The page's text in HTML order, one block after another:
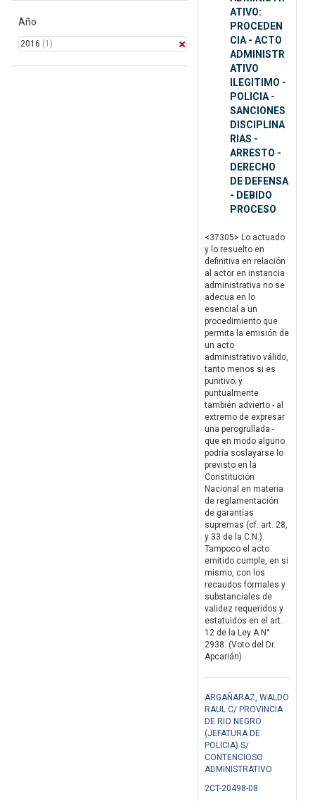
Año
2016 (1)
ATIVO:
PROCEDEN
CIA - ACTO
ADMINISTR
ATIVO
ILEGITIMO -
POLICIA -
SANCIONES
DISCIPLINA
RIAS -
ARRESTO -
DERECHO
DE DEFENSA
- DEBIDO
PROCESO
<37305> Lo actuado
y lo resuelto en
definitiva en relación
al actor en instancia
administrativa no se
adecua en lo
esencial a un
procedimiento que
permita la emisión de
un acto
administrativo válido,
tanto menos si es
punitivo; y
puntualmente
también advierto - al
extremo de expresar
una perogrullada -
que en modo alguno
podría soslayarse lo
previsto en la
Constitución
Nacional en materia
de reglamentación
de garantías
supremas (cf. art. 28,
y 33 de la C.N.).
Tampoco el acto
emitido cumple, en si
mismo, con los
recaudos formales y
substanciales de
validez requeridos y
estatuidos en el art.
12 de la Ley A N°
2938. (Voto del Dr.
Apcarián)
ARGAÑARAZ, WALDO
RAUL C/ PROVINCIA
DE RIO NEGRO
(JEFATURA DE
POLICIA) S/
CONTENCIOSO
ADMINISTRATIVO
2CT-20498-08